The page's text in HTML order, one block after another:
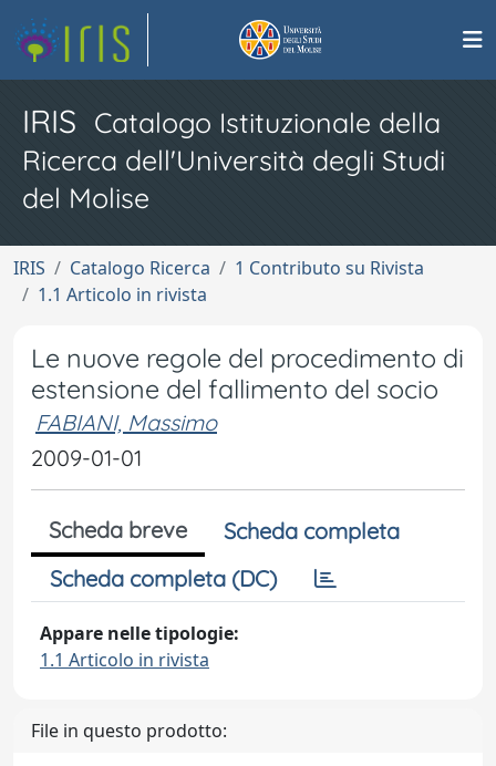
IRIS Catalogo Istituzionale della
Ricerca dell'Università degli Studi
del Molise
IRIS Catalogo Ricerca
1 Contributo su Rivista
1.1 Articolo in rivista
Le nuove regole del procedimento di
estensione del fallimento del socio
FABIANI, Massimo
2009-01-01
Scheda breve
Scheda completa
Scheda completa (DC)
Appare nelle tipologie:
1.1 Articolo in rivista
File in questo prodotto: